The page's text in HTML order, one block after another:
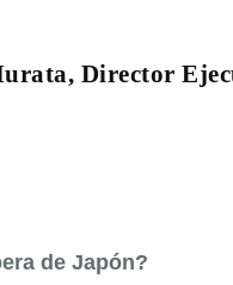
Director
de Japón?